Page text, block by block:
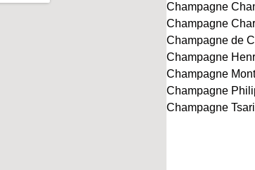
Champagne
Champagne
Champagne de
Champagne
Champagne
Champagne
Champagne